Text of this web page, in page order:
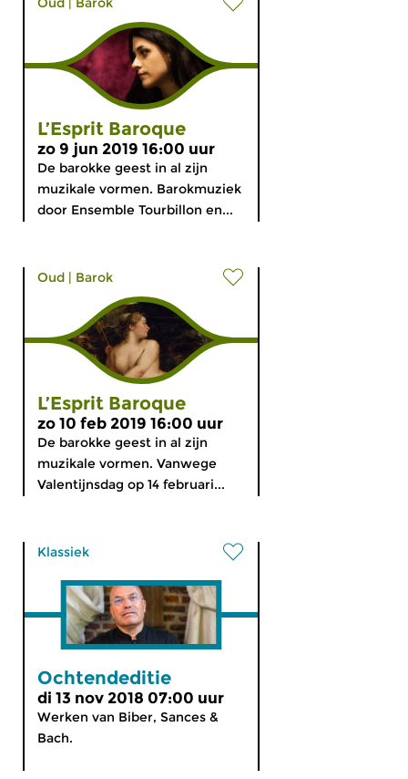
L’Esprit Baroque
zo 9 jun 2019 16:00 uur
De barokke geest in al zijn
muzikale vormen. Barokmuziek
door Ensemble Tourbillon en...
Oud | Barok
L’Esprit Baroque
zo 10 feb 2019 16:00 uur
De barokke geest in al zijn
muzikale vormen. Vanwege
Valentijnsdag op 14 februari...
Klassiek
Ochtendeditie
di 13 nov 2018 07:00 uur
Werken van Biber, Sances &
Bach.